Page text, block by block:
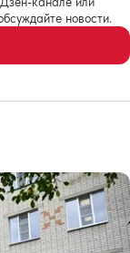
новости.